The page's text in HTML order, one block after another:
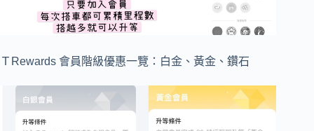
ＴRewards 會員階級優惠一覽：白金、黃金、鑽石